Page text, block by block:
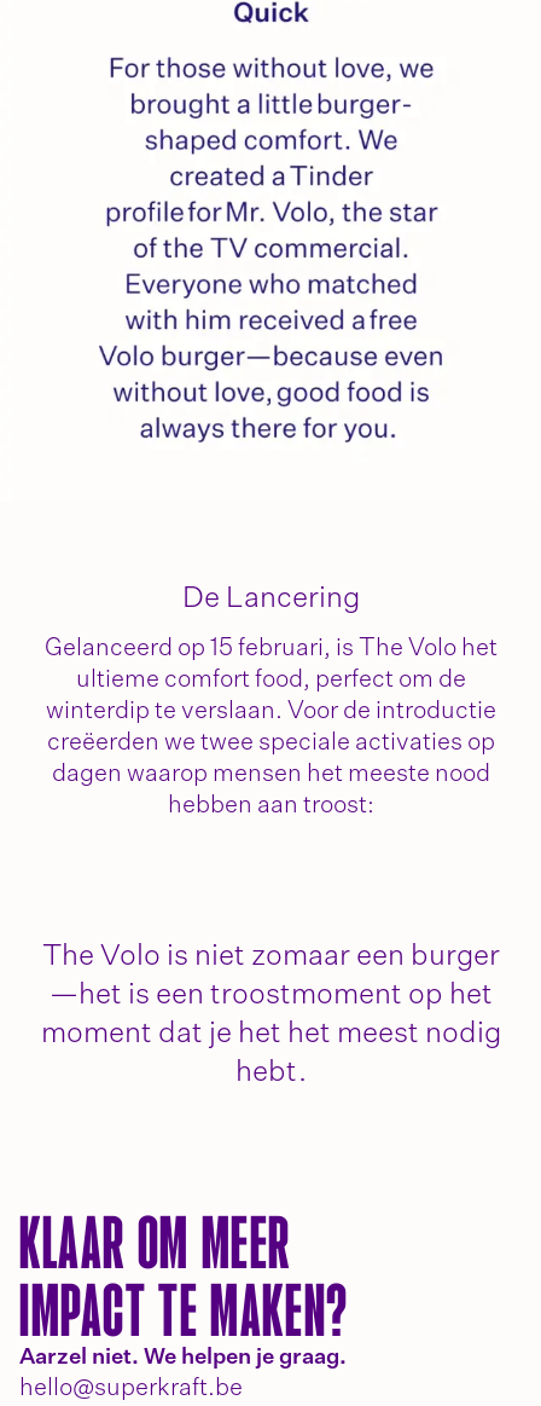
De Lancering
Gelanceerd op 15 februari, is The Volo het
ultieme comfort food, perfect om de
winterdip te verslaan. Voor de introductie
creëerden we twee speciale activaties op
dagen waarop mensen het meeste nood
hebben aan troost:
The Volo is niet zomaar een burger
—het is een troostmoment op het
moment dat je het het meest nodig
hebt.
KLAAR OM MEER
IMPACT TE MAKEN?
Aarzel niet. We helpen je graag.
hello@superkraft.be